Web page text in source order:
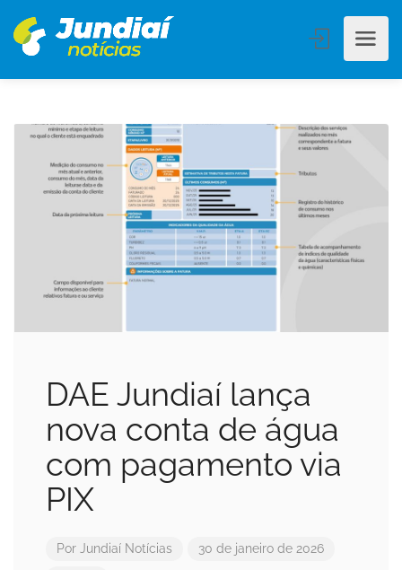
DAE Jundiaí lança
nova conta de água
com pagamento via
PIX
Por Jundiaí Notícias 30 de janeiro de 2026